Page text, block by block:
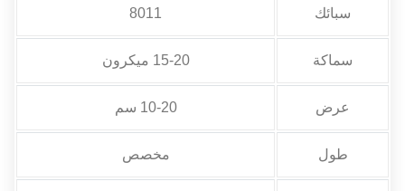
سبائك 8011
سماكة 15-20 ميكرون
عرض 10-20 سم
طول مخصص